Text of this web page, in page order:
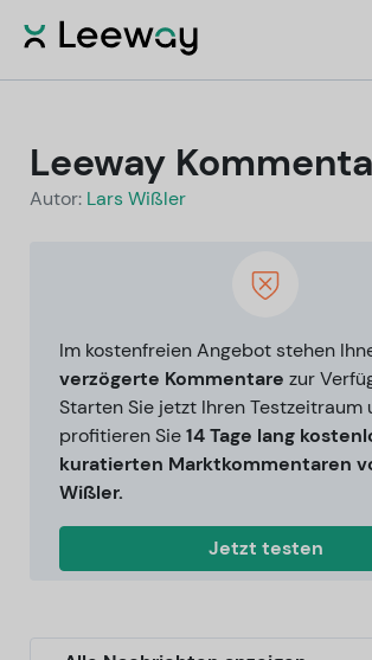
Leeway
Autor: Lars Wißler
Im kostenfreien Angebot stehen
verzögerte Kommentare zur
Starten Sie jetzt Ihren Testzeitraum
profitieren Sie14 Tage lang
kuratierten Marktkommentaren
Wißler.
Jetzt testen